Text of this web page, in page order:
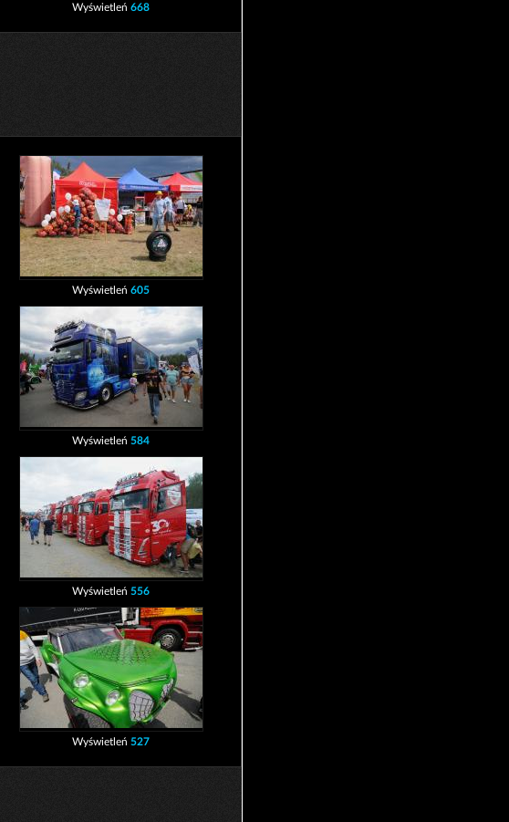
Wyświetleń668
Wyświetleń605
Wyświetleń584
Wyświetleń556
Wyświetleń527